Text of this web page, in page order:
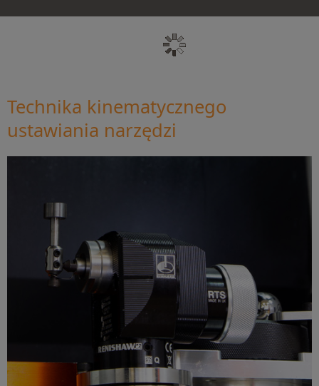
Technika kinematycznego
ustawiania narzędzi